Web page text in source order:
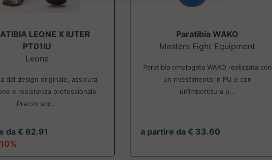
LEONE X IUTER
PT01IU
Leone
dal design originale, assicura
e resistenza professionale.
Prezzo sco...
da € 62.91
Paratibia WAKO
Masters Fight Equipment
Paratibia omologata WAKO realizzata con
un rivestimento in PU e con
un’imbottitura p...
a partire da € 33.60